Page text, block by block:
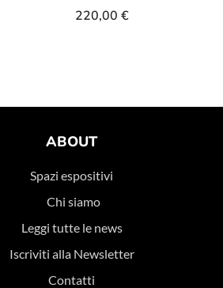
220,00 €
ABOUT
Spazi espositivi
Chi siamo
Leggi tutte le news
Iscriviti alla Newsletter
Contatti